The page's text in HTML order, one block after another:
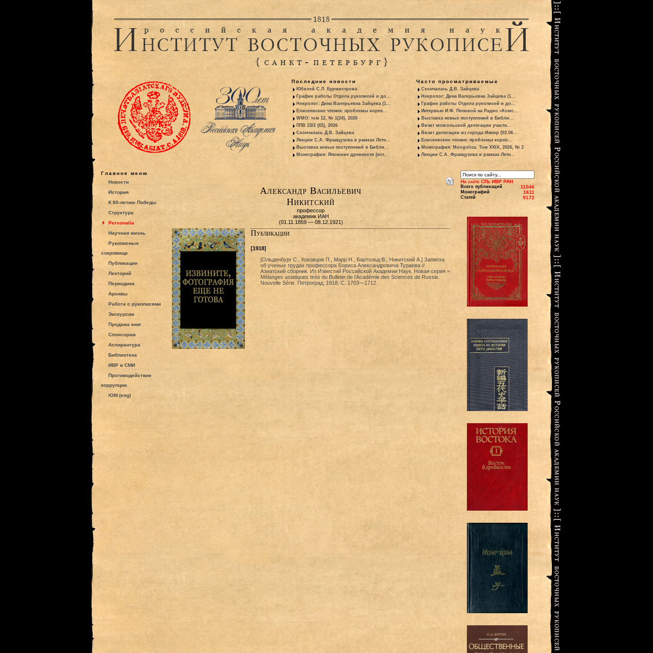
Последние новости
Юбилей С.Л. Бурмистрова
График работы Отдела рукописей и до...
Некролог: Дина Валерьевна Зайцева (1...
Елисеевские чтения: проблемы корее...
WMO: том 12, № 1(24), 2026
ППВ 23/2 (65), 2026
Скончалась Д.В. Зайцева
Лекции С.А. Французова в рамках Летн...
Выставка новых поступлений в Библи...
Монография: Японские древности (ист...
Часто просматриваемые
Скончалась Д.В. Зайцева
Некролог: Дина Валерьевна Зайцева (1...
График работы Отдела рукописей и до...
Интервью И.Ф. Поповой на Радио «Комс...
Выставка новых поступлений в Библи...
Визит монгольской делегации участн...
Визит делегации из города Измир (03.06...
Елисеевские чтения: проблемы корее...
Монография: Mongolica. Том XXIX, 2026, № 2
Лекции С.А. Французова в рамках Летн...
Главное меню
Новости
История
К 80-летию Победы
Структура
Personalia
Научная жизнь
Рукописные
сокровища
Публикации
Лекторий
Периодика
Архивы
Работа с рукописями
Экскурсии
Продажа книг
Спонсорам
Аспирантура
Библиотека
ИВР в СМИ
Противодействие
коррупции
IOM (eng)
Александр Васильевич
Никитский
профессор
академик ИАН
(01.11.1859 — 08.12.1921)
Публикации
[1918]
[Ольденбург С., Коковцов П., Марр Н., Бартольд В., Никитский А.] Записка
об ученых трудах профессора Бориса Александровича Тураева //
Азиатский сборник. Из Известий Российской Академии Наук. Новая серия =
Mélanges asiatiques tirés du Bulletin de l’Académie des Sciences de Russie.
Nouvelle Série. Петроград, 1918. С. 1703—1712.
На сайте СПб ИВР РАН
Всего публикаций 11046
Монографий 1611
Статей 9172